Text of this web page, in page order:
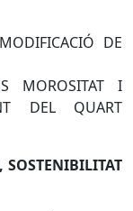
DE
MOROSITAT I
DEL QUART
SOSTENIBILITAT